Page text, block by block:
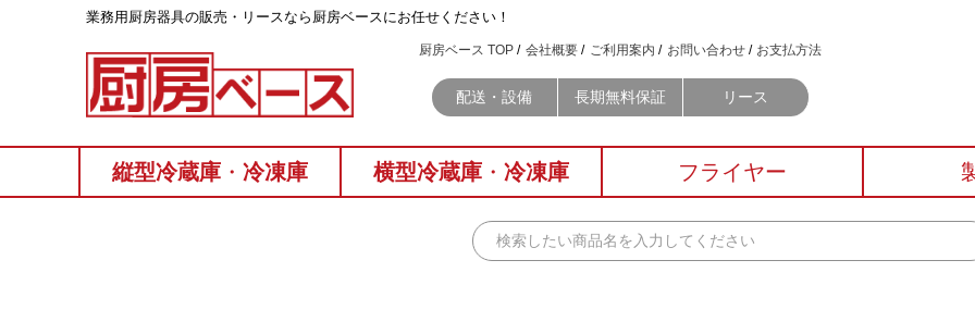
業務⽤厨房器具の販売・リースなら厨房ベースにお任せください！
厨房ベース TOP 会社概要 ご利用案内 お問い合わせ お支払方法
配送・設備 長期無料保証 リース
縦型冷蔵庫 ・ 冷凍庫 横型冷蔵庫 ・ 冷凍庫 フライヤー